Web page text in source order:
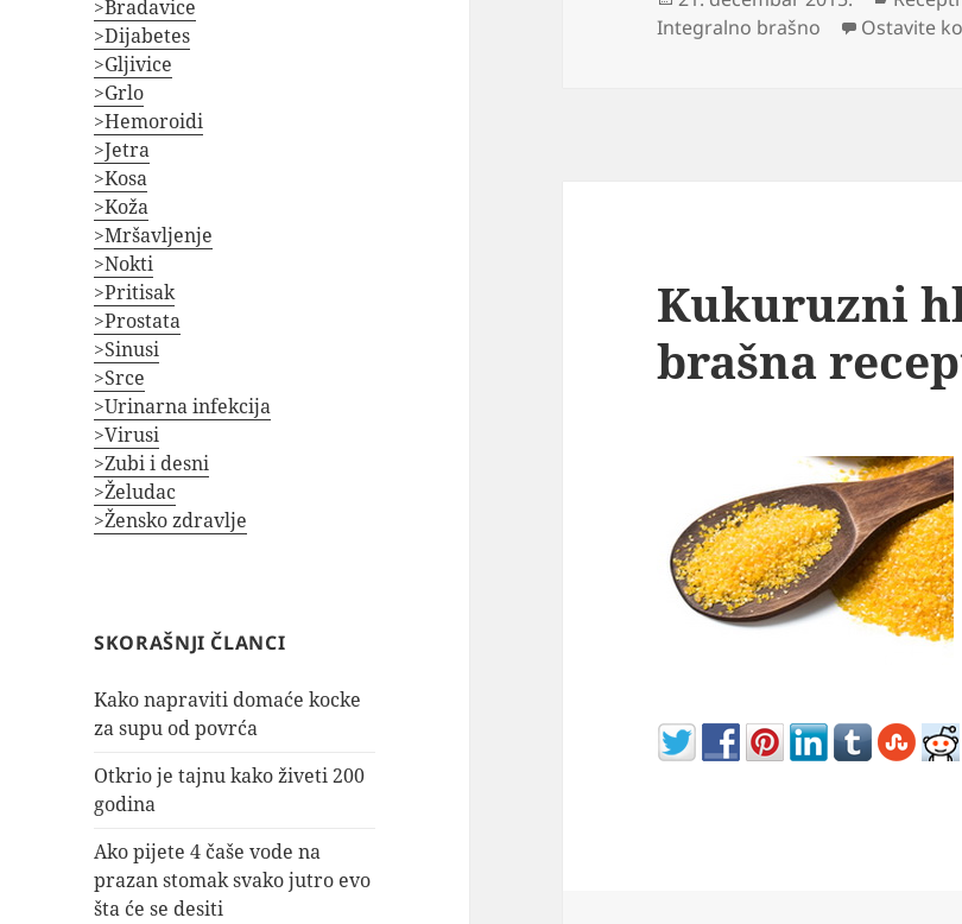
>Bradavice
>Dijabetes
>Gljivice
>Grlo
>Hemoroidi
>Jetra
>Kosa
>Koža
>Mršavljenje
>Nokti
>Pritisak
>Prostata
>Sinusi
>Srce
>Urinarna infekcija
>Virusi
>Zubi i desni
>Želudac
>Žensko zdravlje
SKORAŠNJI ČLANCI
Kako napraviti domaće kocke
za supu od povrća
Otkrio je tajnu kako živeti 200
godina
Ako pijete 4 čaše vode na
prazan stomak svako jutro evo
šta će se desiti
Integralno brašno
Ostavite
Kukuruzni
brašna